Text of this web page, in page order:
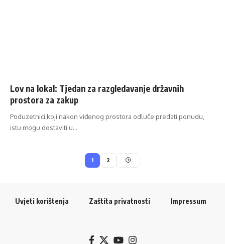
Lov na lokal: Tjedan za razgledavanje državnih
prostora za zakup
Poduzetnici koji nakon viđenog prostora odluče predati ponudu,
istu mogu dostaviti u…
1 2
Uvjeti korištenja Zaštita privatnosti Impressum